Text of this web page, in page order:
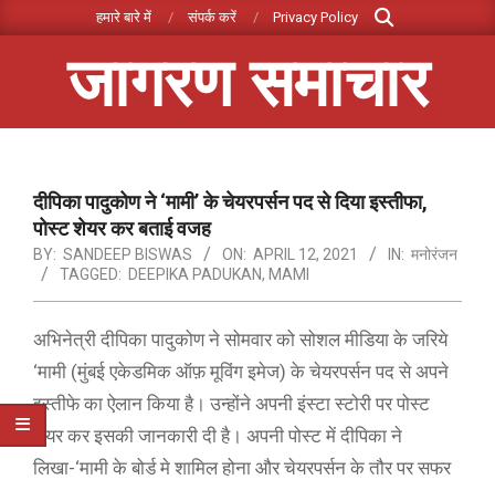
to
हमारे बारे में संपर्क करें Privacy Policy
Search
जागरण समाचार
Menuदीपिका पादुकोण ने ‘मामी’ के चेयरपर्सन पद से दिया इस्तीफा,
पोस्ट शेयर कर बताई वजह
BY: SANDEEP BISWAS ON: APRIL 12, 2021 IN: मनोरंजन
TAGGED: DEEPIKA PADUKAN, MAMI
अभिनेत्री दीपिका पादुकोण ने सोमवार को सोशल मीडिया के जरिये
‘मामी (मुंबई एकेडमिक ऑफ़ मूविंग इमेज) के चेयरपर्सन पद से अपने
इस्तीफे का ऐलान किया है। उन्होंने अपनी इंस्टा स्टोरी पर पोस्ट
शेयर कर इसकी जानकारी दी है। अपनी पोस्ट में दीपिका ने
लिखा-‘मामी के बोर्ड मे शामिल होना और चेयरपर्सन के तौर पर सफर